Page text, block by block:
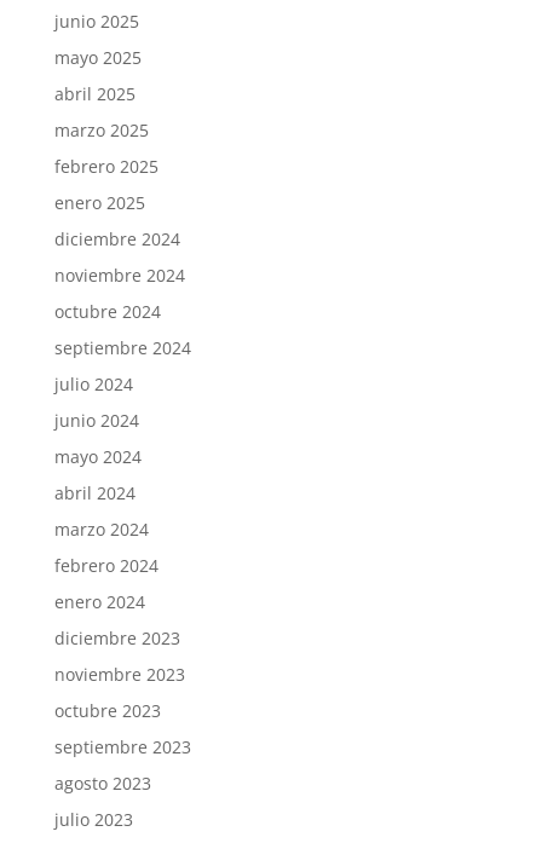
junio 2025
mayo 2025
abril 2025
marzo 2025
febrero 2025
enero 2025
diciembre 2024
noviembre 2024
octubre 2024
septiembre 2024
julio 2024
junio 2024
mayo 2024
abril 2024
marzo 2024
febrero 2024
enero 2024
diciembre 2023
noviembre 2023
octubre 2023
septiembre 2023
agosto 2023
julio 2023